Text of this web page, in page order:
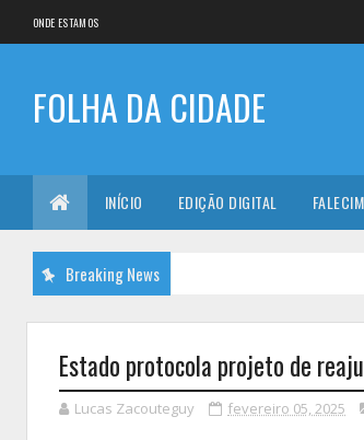
ONDE ESTAMOS
FOLHA DA CIDADE
INÍCIO EDIÇÃO DIGITAL
Breaking News
Estado protocola projeto de
Lucas Zacouteguy fevereiro 05, 2025